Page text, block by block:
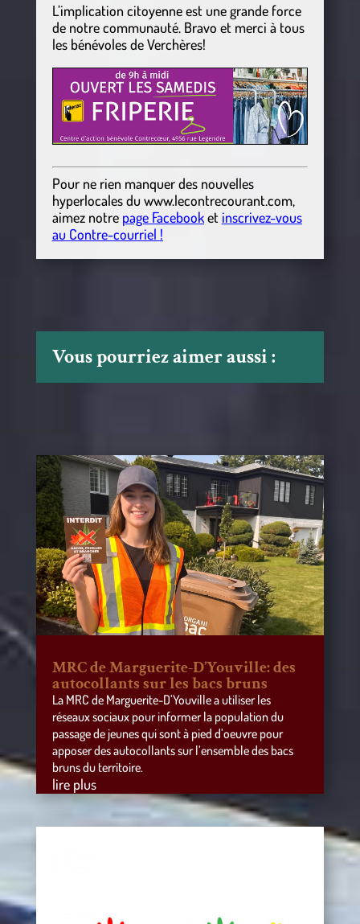
L’implication citoyenne est une grande force
de notre communauté. Bravo et merci à tous
les bénévoles de Verchères!
Pour ne rien manquer des nouvelles
hyperlocalesdu www.lecontrecourant.com,
aimez notre page Facebooket inscrivez-vous
au Contre-courriel !
Vous pourriez aimer aussi :
MRC de Marguerite-D’Youville: des
autocollants sur les bacs bruns
La MRC de Marguerite-D’Youville a utiliser les
réseaux sociaux pour informer la population du
passage de jeunes qui sont à pied d’oeuvre pour
apposer des autocollants sur l’ensemble des bacs
bruns du territoire.
lire plus